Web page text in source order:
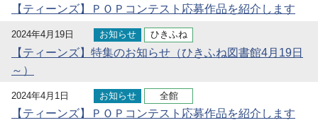
【ティーンズ】ＰＯＰコンテスト応募作品を紹介します
2024年4月19日 お知らせ ひきふね
【ティーンズ】特集のお知らせ（ひきふね図書館4月19日
～）
2024年4月1日 お知らせ 全館
【ティーンズ】ＰＯＰコンテスト応募作品を紹介します